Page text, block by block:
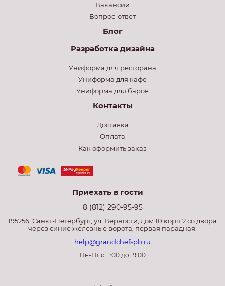
Вакансии
Вопрос-ответ
Блог
Разработка дизайна
Униформа для ресторана
Униформа для кафе
Униформа для баров
Контакты
Доставка
Оплата
Как оформить заказ
Приехать в гости
8 (812) 290-95-95
195256, Санкт-Петербург, ул. Верности, дом 10 корп.2 со двора
через синие железные ворота, первая парадная.
help@grandchefspb.ru
Пн-Пт с 11:00 до 19:00